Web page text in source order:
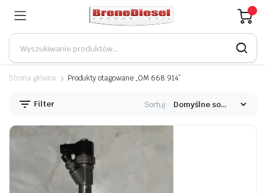
Strona główna Produkty otagowane „OM 668.914”
Filter Sortuj: